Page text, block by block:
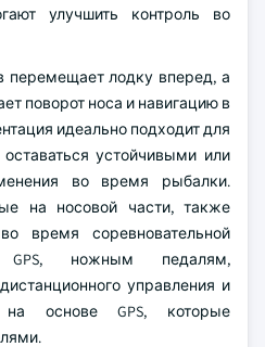
улучшить контроль во
перемещает лодку вперед, а
поворот носа и навигацию в
идеально подходит для
устойчивыми или
во время рыбалки.
на носовой части, также
время соревновательной
GPS, ножным педалям,
управления и
основе GPS, которые